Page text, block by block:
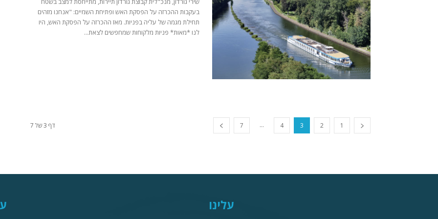
בעקבות ההכרזה על הפסקת האש ופתיחת השמיים: "אנחנו מזהים
תחילת מגמה של עליה בפניות. מאז ההכרזה על הפסקת האש, היו
לנו *מאות* פניות מלקוחות שמחפשים לצאת...
1
2
3
4
...
7 דף 3 של 7
עלינו